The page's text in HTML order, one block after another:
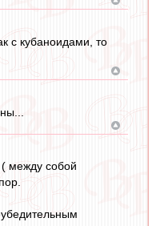
с кубаноидами, то
между собой